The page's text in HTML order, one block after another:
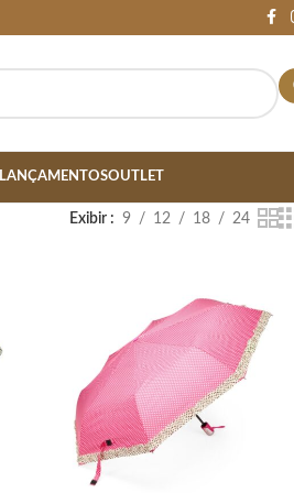
LANÇAMENTOSOUTLET
Exibir 9 12 18 24